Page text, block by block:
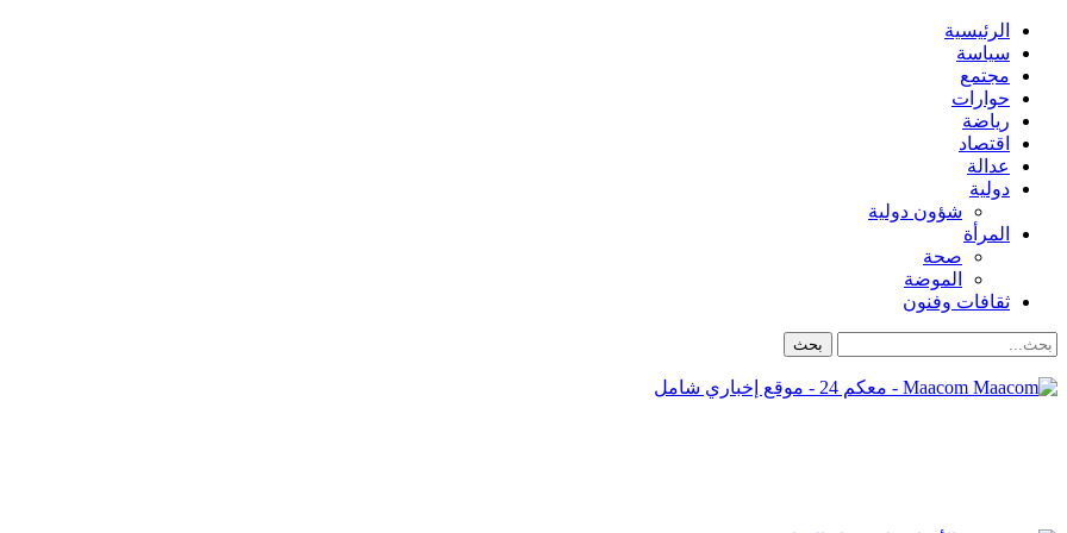
الرئيسية
سياسة
مجتمع
حوارات
رياضة
اقتصاد
عدالة
دولية
شؤون دولية
المرأة
صحة
الموضة
ثقافات وفنون
Maacom - معكم 24 - موقع إخباري شامل